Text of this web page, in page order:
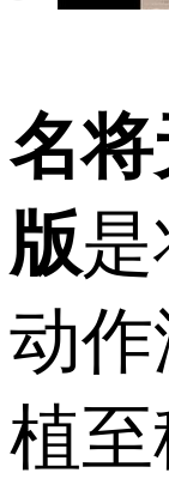
名
版
动
植